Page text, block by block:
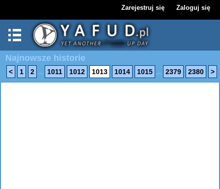
Zarejestruj się Zaloguj się
Najnowsze historie
< 1 2 ... 1011 1012 1013 1014 1015 ... 2379 2380 >